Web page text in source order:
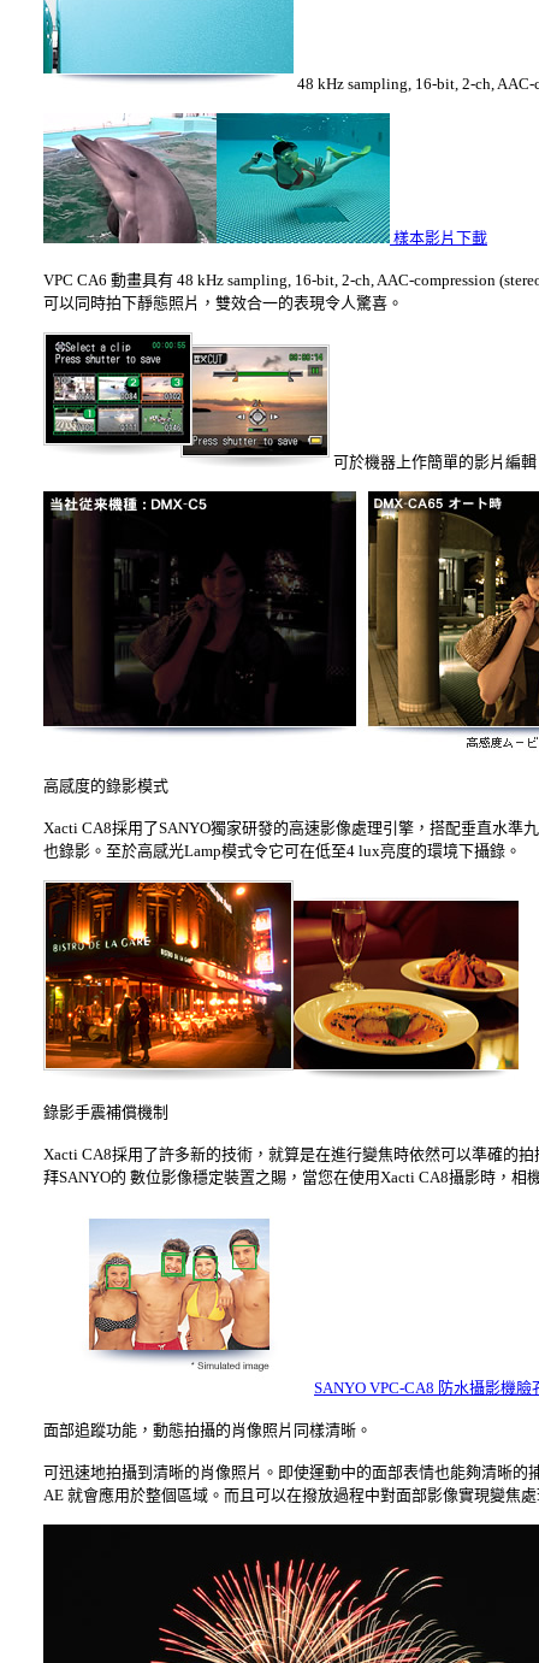
48 kHz sampling, 16-bit, 2-ch,
樣本影片下載
VPC CA6 動畫具有 48 kHz sampling, 16-bit, 2-ch, AAC-compression
可以同時拍下靜態照片，雙效合一的表現令人驚喜。
可於機器上作簡單的影片編輯
高感度的錄影模式
Xacti CA8採用了SANYO獨家研發的高速影像處理引擎，搭配垂直水準
也錄影。至於高感光Lamp模式令它可在低至4 lux亮度的環境下攝錄。
錄影手震補償機制
Xacti CA8採用了許多新的技術，就算是在進行變焦時依然可以準確的
拜SANYO的 數位影像穩定裝置之賜，當您在使用Xacti CA8攝影時，
SANYO VPC-CA8 防水攝影機
面部追蹤功能，動態拍攝的肖像照片同樣清晰。
可迅速地拍攝到清晰的肖像照片。即使運動中的面部表情也能夠清晰
AE 就會應用於整個區域。而且可以在撥放過程中對面部影像實現變焦